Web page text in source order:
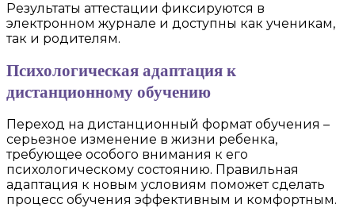
Результаты аттестации фиксируются в
электронном журнале и доступны как ученикам,
так и родителям.
Психологическая адаптация к
дистанционному обучению
Переход на дистанционный формат обучения –
серьезное изменение в жизни ребенка,
требующее особого внимания к его
психологическому состоянию. Правильная
адаптация к новым условиям поможет сделать
процесс обучения эффективным и комфортным.